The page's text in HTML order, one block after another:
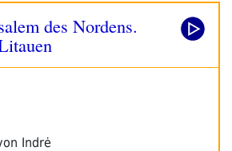
des Nordens.
Indrė